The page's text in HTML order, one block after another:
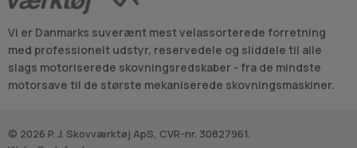
Vi er Danmarks suverænt mest velassorterede forretning
med professionelt udstyr, reservedele og sliddele til alle
slags motoriserede skovningsredskaber - fra de mindste
motorsave til de største mekaniserede skovningsmaskiner.
© 2026 P. J. Skovværktøj ApS, CVR-nr. 30827961.